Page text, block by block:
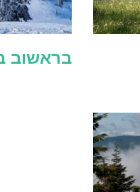
בראשוב